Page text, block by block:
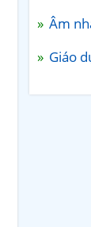
Âm
Giáo